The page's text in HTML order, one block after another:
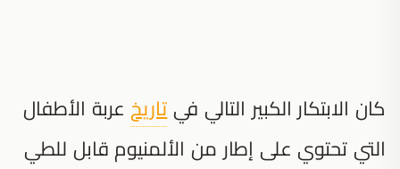
كان الابتكار الكبير التالي فيتاريخعربة الأطفال
التي تحتوي على إطار من الألمنيوم قابل للطي